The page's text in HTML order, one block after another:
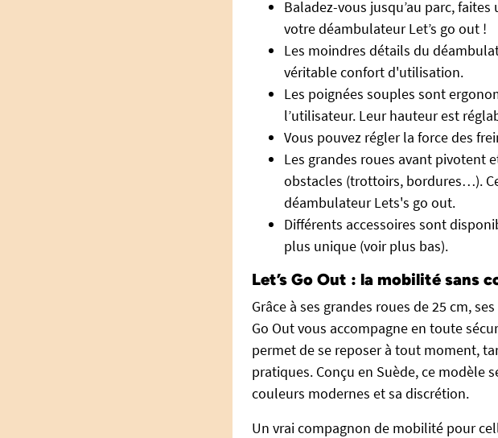
Baladez-vous jusqu’au parc,
votre déambulateur Let’s go out !
Les moindres détails du
véritable confort d'utilisation.
Les poignées souples sont
l’utilisateur. Leur hauteur est
Vous pouvez régler la force des
Les grandes roues avant pivotent
obstacles (trottoirs, bordures…).
déambulateur Lets's go out.
Différents accessoires sont
plus unique (voir plus bas).
Let’s Go Out : la mobilité sans
Grâce à ses grandes roues de 25 cm,
Go Out vous accompagne en toute
permet de se reposer à tout moment,
pratiques. Conçu en Suède, ce modèle
couleurs modernes et sa discrétion.
Un vrai compagnon de mobilité pour